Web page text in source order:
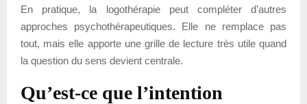
En pratique, la logothérapie peut compléter d’autres
approches psychothérapeutiques. Elle ne remplace pas
tout, mais elle apporte une grille de lecture très utile quand
la question du sens devient centrale.
Qu’est-ce que l’intention